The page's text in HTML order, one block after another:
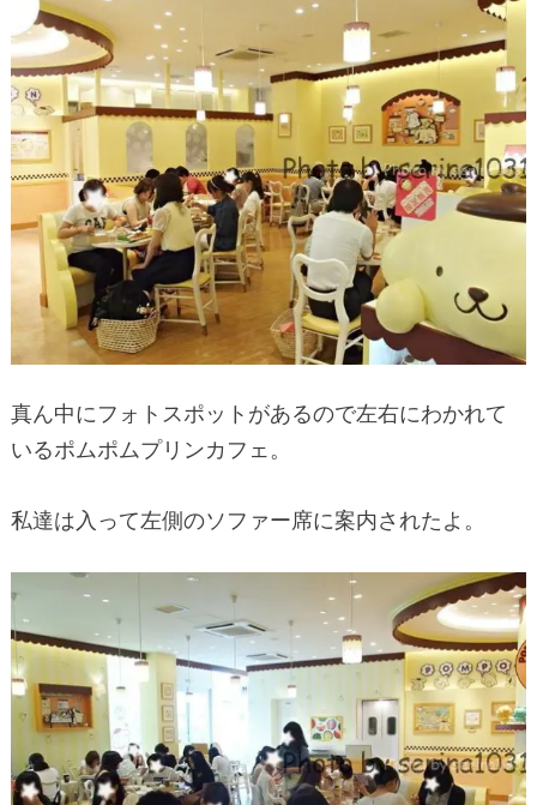
真ん中にフォトスポットがあるので左右にわかれて
いるポムポムプリンカフェ。
私達は入って左側のソファー席に案内されたよ。